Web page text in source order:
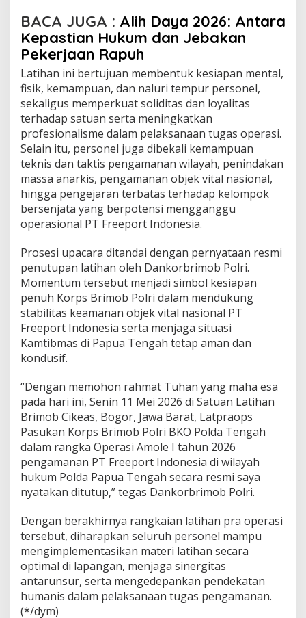
e
l
A
m
n
k
a
n
P
T
F
r
e
p
o
r
I
d
o
n
e
s
i
a
BACA JUGA : Alih Daya 2026: Antara
Kepastian Hukum dan Jebakan
Pekerjaan Rapuh
Latihan ini bertujuan membentuk kesiapan mental,
fisik, kemampuan, dan naluri tempur personel,
sekaligus memperkuat soliditas dan loyalitas
terhadap satuan serta meningkatkan
profesionalisme dalam pelaksanaan tugas operasi.
Selain itu, personel juga dibekali kemampuan
teknis dan taktis pengamanan wilayah, penindakan
massa anarkis, pengamanan objek vital nasional,
hingga pengejaran terbatas terhadap kelompok
bersenjata yang berpotensi mengganggu
operasional PT Freeport Indonesia.
Prosesi upacara ditandai dengan pernyataan resmi
penutupan latihan oleh Dankorbrimob Polri.
Momentum tersebut menjadi simbol kesiapan
penuh Korps Brimob Polri dalam mendukung
stabilitas keamanan objek vital nasional PT
Freeport Indonesia serta menjaga situasi
Kamtibmas di Papua Tengah tetap aman dan
kondusif.
“Dengan memohon rahmat Tuhan yang maha esa
pada hari ini, Senin 11 Mei 2026 di Satuan Latihan
Brimob Cikeas, Bogor, Jawa Barat, Latpraops
Pasukan Korps Brimob Polri BKO Polda Tengah
dalam rangka Operasi Amole I tahun 2026
pengamanan PT Freeport Indonesia di wilayah
hukum Polda Papua Tengah secara resmi saya
nyatakan ditutup,” tegas Dankorbrimob Polri.
Dengan berakhirnya rangkaian latihan pra operasi
tersebut, diharapkan seluruh personel mampu
mengimplementasikan materi latihan secara
optimal di lapangan, menjaga sinergitas
antarunsur, serta mengedepankan pendekatan
humanis dalam pelaksanaan tugas pengamanan.
(*/dym)